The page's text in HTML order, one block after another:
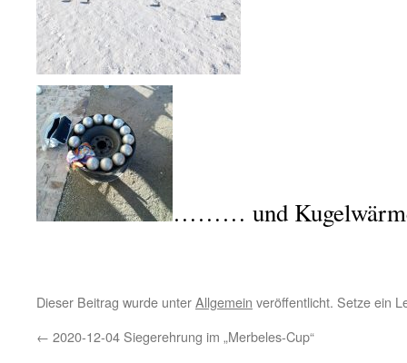
……… und
Dieser Beitrag wurde unterAllgemein veröffentlicht. Setze ein
← 2020-12-04 Siegerehrung im „Merbeles-Cup“